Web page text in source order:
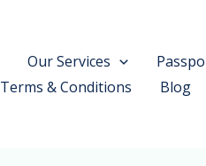
Our Services
Terms & Conditions Blog